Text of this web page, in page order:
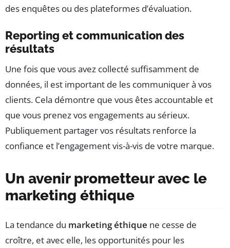
des enquêtes ou des plateformes d’évaluation.
Reporting et communication des
résultats
Une fois que vous avez collecté suffisamment de
données, il est important de les communiquer à vos
clients. Cela démontre que vous êtes accountable et
que vous prenez vos engagements au sérieux.
Publiquement partager vos résultats renforce la
confiance et l’engagement vis-à-vis de votre marque.
Un avenir prometteur avec le
marketing éthique
La tendance du marketing éthique ne cesse de
croître, et avec elle, les opportunités pour les